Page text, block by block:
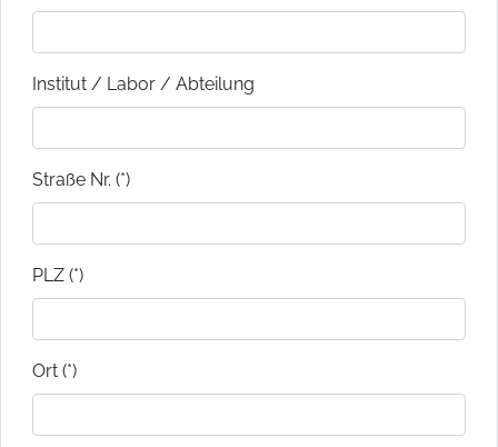
Institut / Labor / Abteilung
Straße Nr. (*)
PLZ (*)
Ort (*)